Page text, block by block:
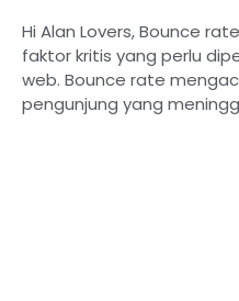
Hi Alan Lovers, Bounce
faktor kritis yang perlu
web. Bounce rate
pengunjung yang